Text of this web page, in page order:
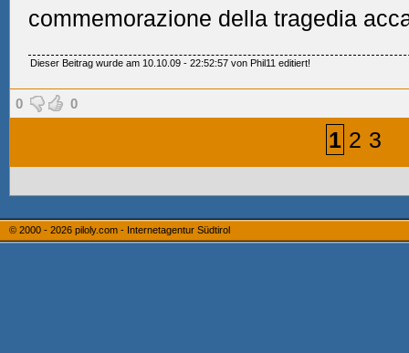
commemorazione della tragedia
Dieser Beitrag wurde am 10.10.09 - 22:52:57 von Phil11 editiert!
0 0
1 2 3
© 2000 - 2026 piloly.com - Internetagentur Südtirol